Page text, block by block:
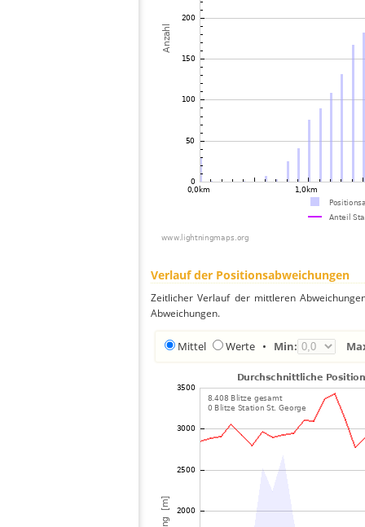
Verlauf der Positionsabweichungen
Zeitlicher Verlauf der mittleren
Abweichungen.
Mittel Werte • Min: